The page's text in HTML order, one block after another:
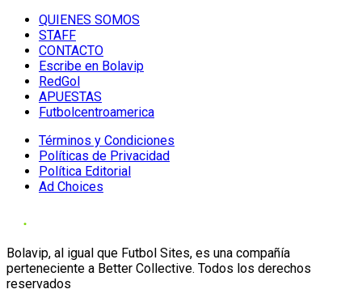
QUIENES SOMOS
STAFF
CONTACTO
Escribe en Bolavip
RedGol
APUESTAS
Futbolcentroamerica
Términos y Condiciones
Políticas de Privacidad
Política Editorial
Ad Choices
Bolavip, al igual que Futbol Sites, es una compañía
perteneciente a Better Collective. Todos los derechos
reservados